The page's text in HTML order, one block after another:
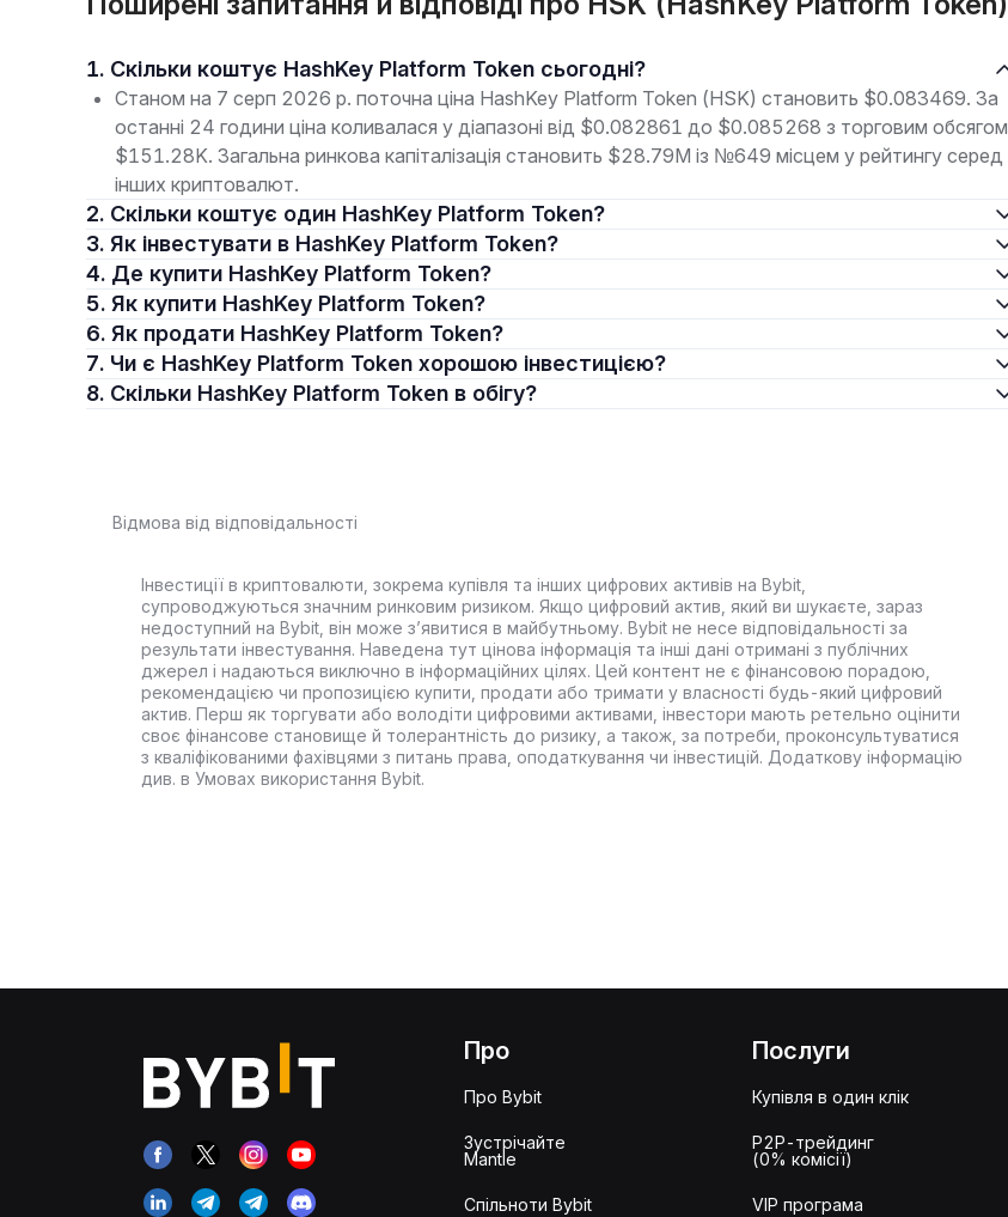
1. Скільки коштує HashKey Platform Token сьогодні?
Станом на 7 серп 2026 р. поточна ціна HashKey Platform Token (HSK) становить $0.083469. За
останні 24 години ціна коливалася у діапазоні від $0.082861 до $0.085268 з торговим обсягом
$151.28K. Загальна ринкова капіталізація становить $28.79M із №649 місцем у рейтингу серед
інших криптовалют.
2. Скільки коштує один HashKey Platform Token?
3. Як інвестувати в HashKey Platform Token?
4. Де купити HashKey Platform Token?
5. Як купити HashKey Platform Token?
6. Як продати HashKey Platform Token?
7. Чи є HashKey Platform Token хорошою інвестицією?
8. Скільки HashKey Platform Token в обігу?
Відмова від відповідальності
Інвестиції в криптовалюти, зокрема купівля та інших цифрових активів на Bybit,
супроводжуються значним ринковим ризиком. Якщо цифровий актив, який ви шукаєте, зараз
недоступний на Bybit, він може з’явитися в майбутньому. Bybit не несе відповідальності за
результати інвестування. Наведена тут цінова інформація та інші дані отримані з публічних
джерел і надаються виключно в інформаційних цілях. Цей контент не є фінансовою порадою,
рекомендацією чи пропозицією купити, продати або тримати у власності будь-який цифровий
актив. Перш як торгувати або володіти цифровими активами, інвестори мають ретельно оцінити
своє фінансове становище й толерантність до ризику, а також, за потреби, проконсультуватися
з кваліфікованими фахівцями з питань права, оподаткування чи інвестицій. Додаткову інформацію
див. в Умовах використання Bybit.
Про
Про Bybit
Зустрічайте
Mantle
Спільноти Bybit
Послуги
Купівля в один клік
P2P-трейдинг
(0% комісії)
VIP програма